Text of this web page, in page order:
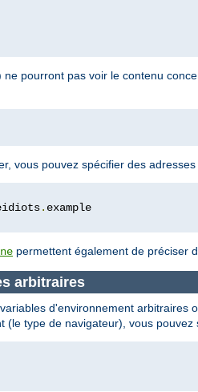
ne pourront pas voir le contenu
vous pouvez spécifier des
.
permettent également de préciser
arbitraires
d'environnement
type de navigateur), vous pouvez